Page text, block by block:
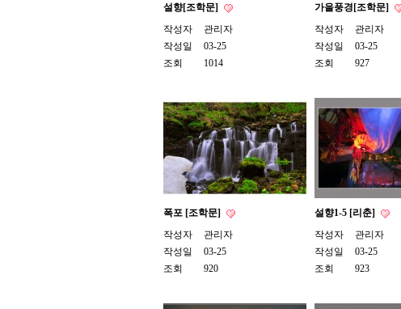
설향[조학문]
작성자
관리자
작성일
03-25
조회
1014
가을풍경[조학문]
작성자
관리자
작성일
03-25
조회
927
폭포 [조학문]
작성자
관리자
작성일
03-25
조회
920
설향1-5 [리춘]
작성자
관리자
작성일
03-25
조회
923